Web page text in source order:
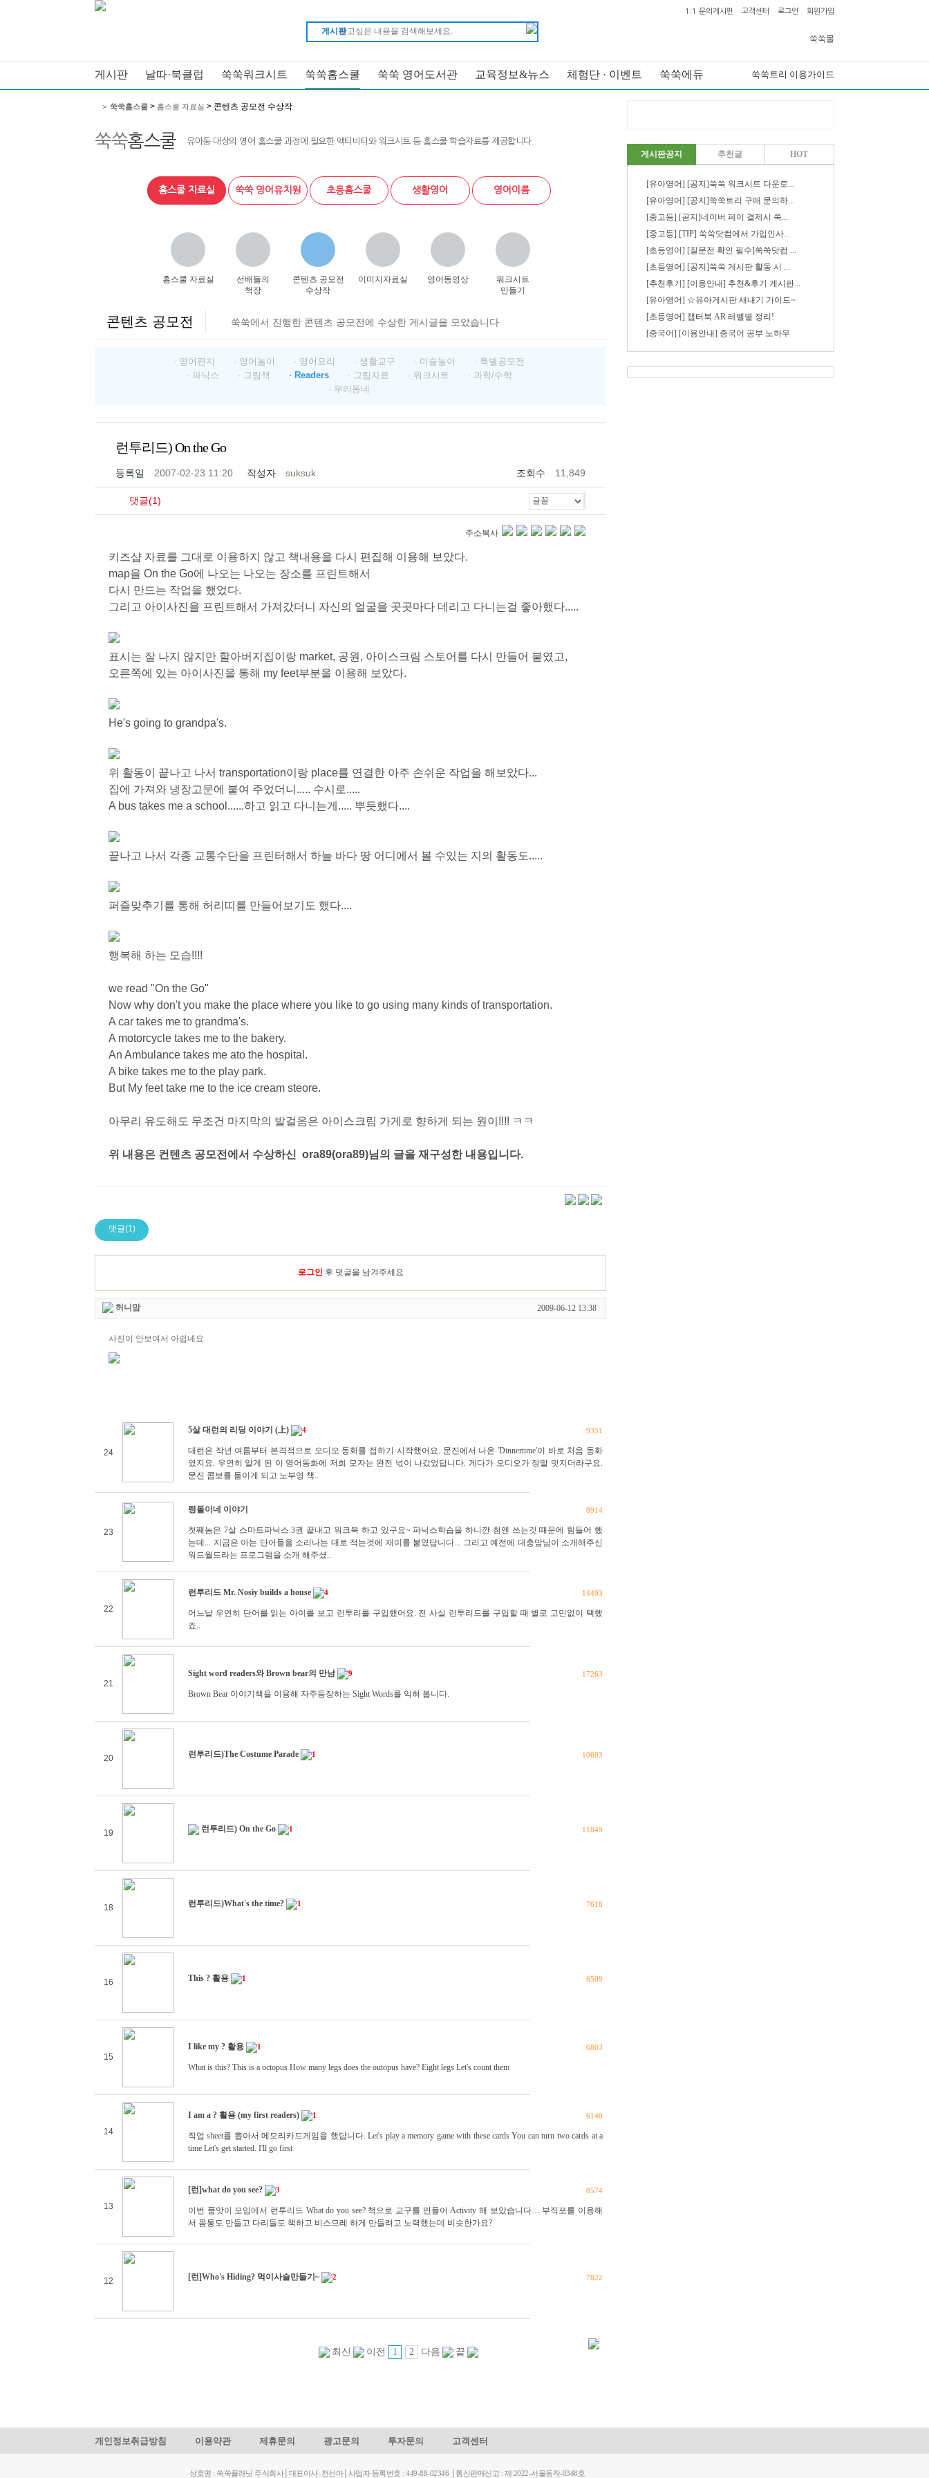
게시판
1:1 문의게시판 고객센터 로그인 회원가입
쑥쑥몰
게시판 날따·북클럽 쑥쑥워크시트 쑥쑥홈스쿨 쑥쑥 영어도서관 교육정보&뉴스 체험단 · 이벤트 쑥쑥에듀 쑥쑥트리 이용가이드
쑥쑥홈스쿨 유아동 대상의 영어 홈스쿨 과정에 필요한 액티비티와 워크시트 등 홈스쿨 학습자료를 제공합니다.
> 쑥쑥홈스쿨 > 홈스쿨 자료실 > 콘텐츠 공모전 수상작
홈스쿨 자료실 쑥쑥 영어유치원 초등홈스쿨 생활영어 영어이름
홈스쿨 자료실
선배들의
책장
콘텐츠 공모전
수상작
이미지자료실 영어동영상
워크시트
만들기
콘텐츠 공모전 쑥쑥에서 진행한 콘텐츠 공모전에 수상한 게시글을 모았습니다
· 영어편지 · 영어놀이 · 영어요리 · 생활교구 · 미술놀이
· 특별공모전
· 파닉스
· 그림책 · Readers · 그림자료 · 워크시트
· 과학/수학
· 우리동네
런투리드) On the Go
등록일 2007-02-23 11:20 작성자 suksuk 조회수 11,849
댓글(1)
주소복사
키즈샵 자료를 그대로 이용하지 않고 책내용을 다시 편집해 이용해 보았다.
map을 On the Go에 나오는 나오는 장소를 프린트해서
다시 만드는 작업을 했었다.
그리고 아이사진을 프린트해서 가져갔더니 자신의 얼굴을 곳곳마다 데리고 다니는걸 좋아했다.....
표시는 잘 나지 않지만 할아버지집이랑 market, 공원, 아이스크림 스토어를 다시 만들어 붙였고,
오른쪽에 있는 아이사진을 통해 my feet부분을 이용해 보았다.
He's going to grandpa's.
위 활동이 끝나고 나서 transportation이랑 place를 연결한 아주 손쉬운 작업을 해보았다...
집에 가져와 냉장고문에 붙여 주었더니..... 수시로.....
A bus takes me a school......하고 읽고 다니는게..... 뿌듯했다....
끝나고 나서 각종 교통수단을 프린터해서 하늘 바다 땅 어디에서 볼 수있는 지의 활동도.....
퍼즐맞추기를 통해 허리띠를 만들어보기도 했다....
행복해 하는 모습!!!!
we read "On the Go"
Now why don't you make the place where you like to go using many kinds of transportation.
A car takes me to grandma's.
A motorcycle takes me to the bakery.
An Ambulance takes me ato the hospital.
A bike takes me to the play park.
But My feet take me to the ice cream steore.
아무리 유도해도 무조건 마지막의 발걸음은 아이스크림 가게로 향하게 되는 원이!!!! ㅋㅋ
위 내용은 컨텐츠 공모전에서 수상하신 ora89(ora89)님의 글을 재구성한 내용입니다.
댓글(1)
로그인 후 덧글을 남겨주세요
허니맘 2009-06-12 13:38
사진이 안보여서 아쉽네요.
24
5살 대런의 리딩 이야기 (上) 4 9351
대런은 작년 여름부터 본격적으로 오디오 동화를 접하기 시작했어요. 문진에서 나온 'Dinnertime'이 바로 처음 동화
였지요. 우연히 알게 된 이 영어동화에 저희 모자는 완전 넋이 나갔었답니다. 게다가 오디오가 정말 멋지더라구요.
문진 콤보를 들이게 되고 노부영 책..
23
령돌이네 이야기 8914
첫째놈은 7살 스마트파닉스 3권 끝내고 워크북 하고 있구요~ 파닉스학습을 하니깐 첨엔 쓰는것 때문에 힘들어 했
는데... 지금은 아는 단어들을 소리나는 대로 적는것에 재미를 붙였답니다... 그리고 예전에 대충맘님이 소개해주신
워드월드라는 프로그램을 소개 해주셨..
22
런투리드 Mr. Nosiy builds a house 4 14493
어느날 우연히 단어를 읽는 아이를 보고 런투리를 구입했어요. 전 사실 런투리드를 구입할 때 별로 고민없이 택했
죠..
21
Sight word readers와 Brown bear의 만남 9 17263
Brown Bear 이야기책을 이용해 자주등장하는 Sight Words를 익혀 봅니다.
20 런투리드)The Costume Parade 1 10603
19 런투리드) On the Go 1 11849
18 런투리드)What's the time? 1 7618
16 This ? 활용 1 6509
15
I like my ? 활용 1 6803
What is this? This is a octopus How many legs does the outopus have? Eight legs Let's count them
14
I am a ? 활용 (my first readers) 1 6140
직업 sheet를 뽑아서 메모리카드게임을 했답니다. Let's play a memory game with these cards You can turn two cards at a
time Let's get started. I'll go first
13
[런]what do you see? 3 8574
이번 품앗이 모임에서 런투리드 What do you see? 책으로 교구를 만들어 Activity 해 보았습니다… 부직포를 이용해
서 몸통도 만들고 다리들도 책하고 비스므레 하게 만들려고 노력했는데 비슷한가요?
12 [런]Who's Hiding? 먹이사슬만들기~ 2 7822
최신 이전 1 2 다음 끝
게시판공지 추천글 HOT
[유아영어] [공지]쑥쑥 워크시트 다운로...
[유아영어] [공지]쑥쑥트리 구매 문의하...
[중고등] [공지]네이버 페이 결제시 쑥...
[중고등] [TIP] 쑥쑥닷컴에서 가입인사...
[초등영어] [질문전 확인 필수]쑥쑥닷컴 ...
[초등영어] [공지]쑥쑥 게시판 활동 시 ...
[추천후기] [이용안내] 추천&후기 게시판...
[유아영어] ☆유아게시판 새내기 가이드~
[초등영어] 챕터북 AR 레벨별 정리!
[중국어] [이용안내] 중국어 공부 노하우
개인정보취급방침 이용약관 제휴문의 광고문의 투자문의 고객센터
상호명 : 쑥쑥플래닛 주식회사│대표이사: 천선아│사업자 등록번호 : 449-88-02346 │통신판매신고 : 제 2022-서울동작-0348호